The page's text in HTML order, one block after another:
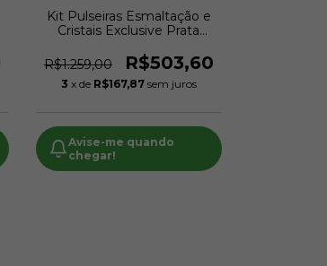
Kit Pulseiras Esmaltação e
Cristais Exclusive Prata
R$1.259,00
R$503,60
3 x de R$167,87 sem juros
Avise-me quando
chegar!